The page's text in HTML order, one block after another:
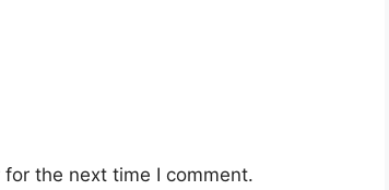
the next time I comment.